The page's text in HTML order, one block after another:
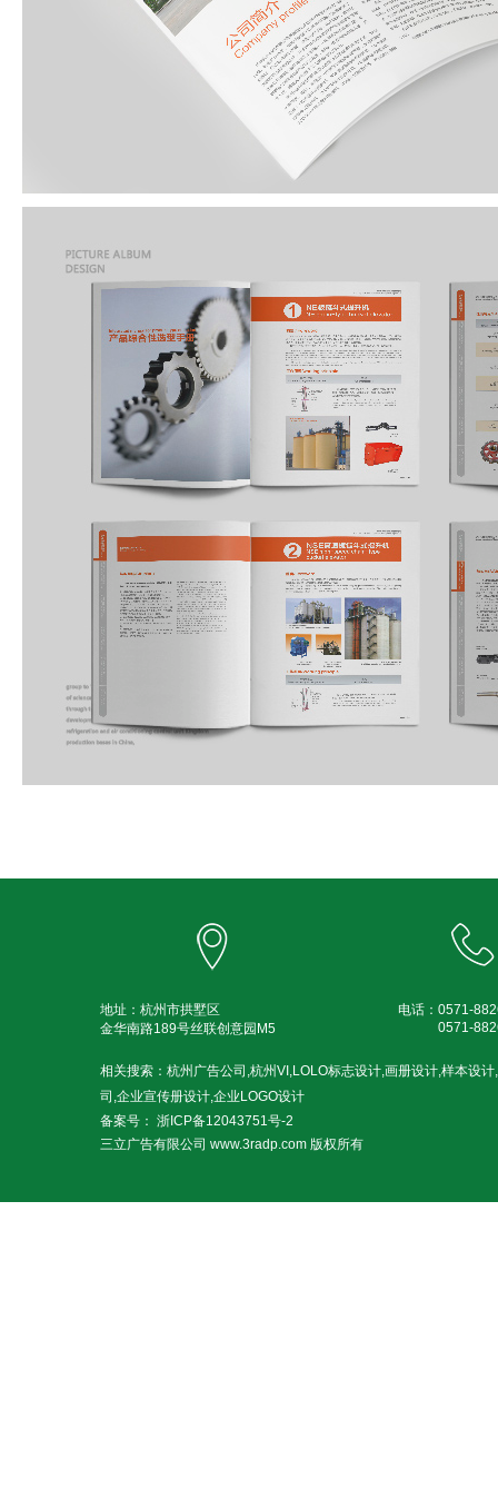
地址：杭州市拱墅区
金华南路189号丝联创意园M5
电话： 0571-
0571-
相关搜索：杭州广告公司,杭州VI,LOLO标志设计,画册设计,样本设
司,企业宣传册设计,企业LOGO设计
备案号： 浙ICP备12043751号-2
三立广告有限公司 www.3radp.com 版权所有